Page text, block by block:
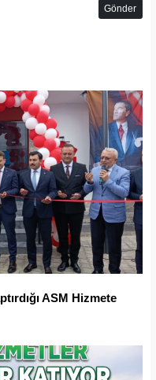
Gönder
ASM Hizmete